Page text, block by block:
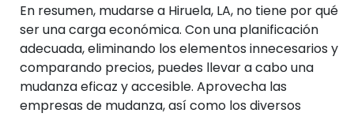
En resumen, mudarse a Hiruela, LA, no tiene por qué
ser una carga económica. Con una planificación
adecuada, eliminando los elementos innecesarios y
comparando precios, puedes llevar a cabo una
mudanza eficaz y accesible. Aprovecha las
empresas de mudanza, así como los diversos